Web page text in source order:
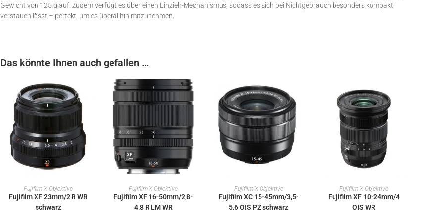
Gewicht von 125 g auf. Zudem verfügt es über einen Einzieh-Mechanismus, sodass es sich bei Nichtgebrauch besonders kompakt
verstauen lässt – perfekt, um es überallhin mitzunehmen.
Das könnte Ihnen auch gefallen …
IN DEN WARENKORB
Fujifilm X Objektive
Fujifilm XF 23mm/2 R WR
schwarz
IN DEN WARENKORB
Fujifilm X Objektive
Fujifilm XF 16-50mm/2,8-
4,8 R LM WR
IN DEN WARENKORB
Fujifilm X Objektive
Fujifilm XC 15-45mm/3,5-
5,6 OIS PZ schwarz
IN DEN WARENKORB
Fujifilm X Objektive
Fujifilm XF 10-24mm/4
OIS WR